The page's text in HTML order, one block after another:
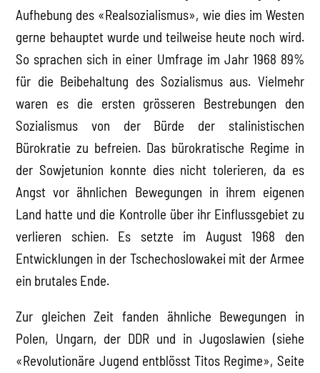
Aufhebung des «Realsozialismus», wie dies im Westen
gerne behauptet wurde und teilweise heute noch wird.
So sprachen sich in einer Umfrage im Jahr 1968 89%
für die Beibehaltung des Sozialismus aus. Vielmehr
waren es die ersten grösseren Bestrebungen den
Sozialismus von der Bürde der stalinistischen
Bürokratie zu befreien. Das bürokratische Regime in
der Sowjetunion konnte dies nicht tolerieren, da es
Angst vor ähnlichen Bewegungen in ihrem eigenen
Land hatte und die Kontrolle über ihr Einflussgebiet zu
verlieren schien. Es setzte im August 1968 den
Entwicklungen in der Tschechoslowakei mit der Armee
ein brutales Ende.
Zur gleichen Zeit fanden ähnliche Bewegungen in
Polen, Ungarn, der DDR und in Jugoslawien (siehe
«Revolutionäre Jugend entblösst Titos Regime», Seite